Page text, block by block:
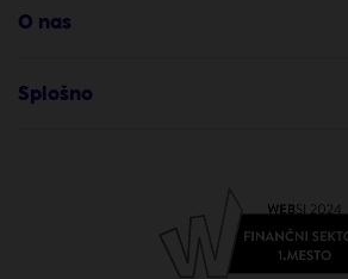
O nas
Splošno